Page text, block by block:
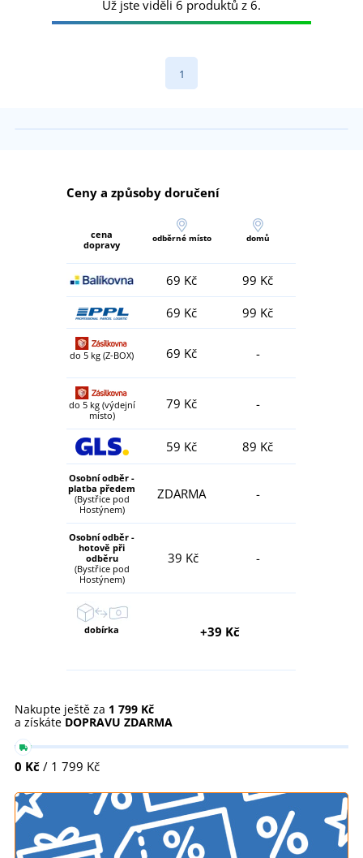
Už jste viděli 6 produktů z 6.
1
Ceny a způsoby doručení
cena
dopravy
odběrné místo domů
69 Kč
99 Kč
69 Kč
99 Kč
do 5 kg (Z-BOX) 69 Kč -
do 5 kg (výdejní
místo)
79 Kč -
59 Kč 89 Kč
Osobní odběr -
platba předem
(Bystřice pod
Hostýnem)
ZDARMA -
Osobní odběr -
hotově při
odběru
(Bystřice pod
Hostýnem)
39 Kč -
dobírka +39 Kč
Nakupte ještě za 1 799 Kč
a získáte DOPRAVU ZDARMA
0 Kč / 1 799 Kč